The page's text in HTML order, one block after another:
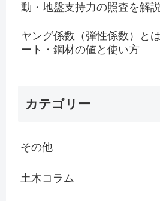
動・地盤支持力の照査を解説
ヤング係数（弾性係数）と
ート・鋼材の値と使い方
カテゴリー
その他
土木コラム